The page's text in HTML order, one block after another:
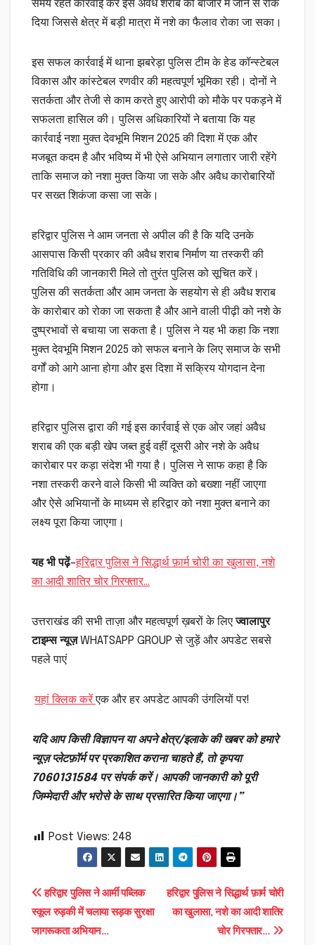
समय रहते कार्रवाई कर इस अवैध शराब को बाजार में जाने से रोक
दिया जिससे क्षेत्र में बड़ी मात्रा में नशे का फैलाव रोका जा सका।
इस सफल कार्रवाई में थाना झबरेड़ा पुलिस टीम के हेड कॉन्स्टेबल
विकास और कांस्टेबल रणवीर की महत्वपूर्ण भूमिका रही। दोनों ने
सतर्कता और तेजी से काम करते हुए आरोपी को मौके पर पकड़ने में
सफलता हासिल की। पुलिस अधिकारियों ने बताया कि यह
कार्रवाई नशा मुक्त देवभूमि मिशन 2025 की दिशा में एक और
मजबूत कदम है और भविष्य में भी ऐसे अभियान लगातार जारी रहेंगे
ताकि समाज को नशा मुक्त किया जा सके और अवैध कारोबारियों
पर सख्त शिकंजा कसा जा सके।
हरिद्वार पुलिस ने आम जनता से अपील की है कि यदि उनके
आसपास किसी प्रकार की अवैध शराब निर्माण या तस्करी की
गतिविधि की जानकारी मिले तो तुरंत पुलिस को सूचित करें।
पुलिस की सतर्कता और आम जनता के सहयोग से ही अवैध शराब
के कारोबार को रोका जा सकता है और आने वाली पीढ़ी को नशे के
दुष्प्रभावों से बचाया जा सकता है। पुलिस ने यह भी कहा कि नशा
मुक्त देवभूमि मिशन 2025 को सफल बनाने के लिए समाज के सभी
वर्गों को आगे आना होगा और इस दिशा में सक्रिय योगदान देना
होगा।
हरिद्वार पुलिस द्वारा की गई इस कार्रवाई से एक ओर जहां अवैध
शराब की एक बड़ी खेप जब्त हुई वहीं दूसरी ओर नशे के अवैध
कारोबार पर कड़ा संदेश भी गया है। पुलिस ने साफ कहा है कि
नशा तस्करी करने वाले किसी भी व्यक्ति को बख्शा नहीं जाएगा
और ऐसे अभियानों के माध्यम से हरिद्वार को नशा मुक्त बनाने का
लक्ष्य पूरा किया जाएगा।
यह भी पढ़ें–हरिद्वार पुलिस ने सिद्धार्थ फ़ार्म चोरी का खुलासा, नशे
का आदी शातिर चोर गिरफ्तार…
उत्तराखंड की सभी ताज़ा और महत्वपूर्ण ख़बरों के लिएज्वालापुर
टाइम्स न्यूज़WHATSAPP GROUP से जुड़ें और अपडेट सबसे
पहले पाएं
यहां क्लिक करेंएक और हर अपडेट आपकी उंगलियों पर!
यदि आप किसी विज्ञापन या अपने क्षेत्र/इलाके की खबर को हमारे
न्यूज़ प्लेटफ़ॉर्म पर प्रकाशित कराना चाहते हैं, तो कृपया
7060131584 पर संपर्क करें। आपकी जानकारी को पूरी
जिम्मेदारी और भरोसे के साथ प्रसारित किया जाएगा।”
Post Views: 248
Post
navigation
हरिद्वार पुलिस ने सिद्धार्थ फ़ार्म चोरी
का खुलासा, नशे का आदी शातिर
चोर गिरफ्तार…
हरिद्वार पुलिस ने आर्मी पब्लिक
स्कूल रुड़की में चलाया सड़क सुरक्षा
जागरूकता अभियान…